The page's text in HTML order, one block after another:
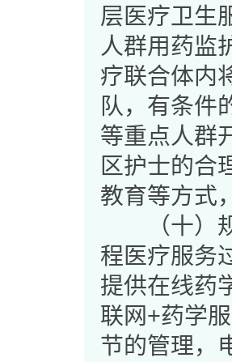
层医疗卫生
人群用药监
疗联合体内
队，有条件
等重点人群
区护士的合
教育等方式
（十）规
程医疗服务
提供在线药
联网+药学
节的管理，